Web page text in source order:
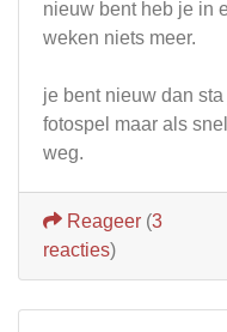
nieuw bent heb je in
weken niets meer.
je bent nieuw dan
fotospel maar als
weg.
Reageer (3
reacties)